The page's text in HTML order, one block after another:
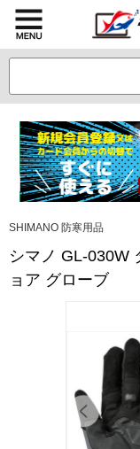
SHIMANO 防寒用品
シマノ GL-030W
ョア グローブ